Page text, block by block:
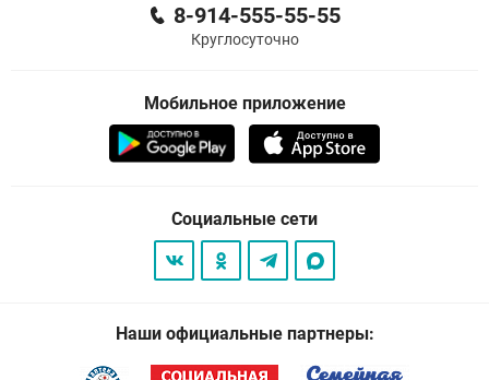
8-914-555-55-55
Круглосуточно
Мобильное приложение
Социальные сети
Наши официальные партнеры: